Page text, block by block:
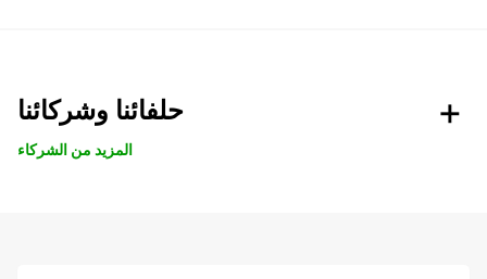
حلفائنا وشركائنا
المزيد من الشركاء